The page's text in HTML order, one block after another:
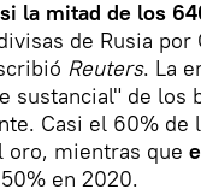
la mitad de los
de Rusia
Reuters. La
sustancial" de los
Casi el 60% de
oro, mientras que
en 2020.